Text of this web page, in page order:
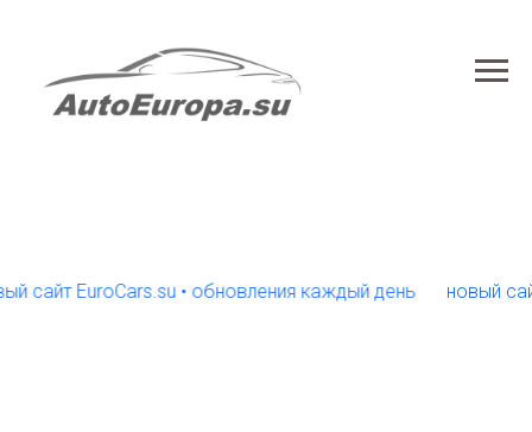
EuroCars.su • обновления каждый день новый сайт